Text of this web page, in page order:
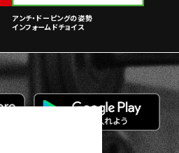
アンチ・ドーピングの姿勢
インフォームドチョイス